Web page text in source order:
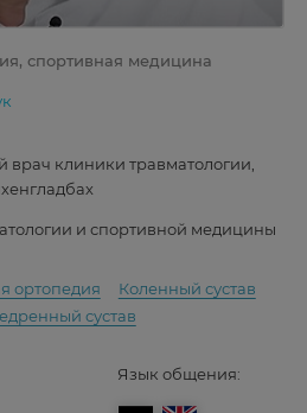
спортивная медицина
клиники травматологии,
и спортивной медицины
ортопедия
Коленный сустав
сустав
Язык общения: